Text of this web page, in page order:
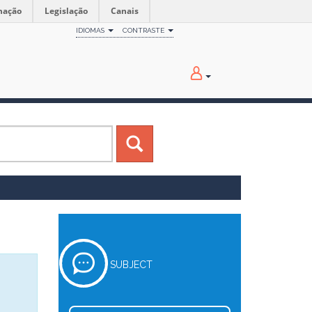
Legislação Canais
IDIOMAS CONTRASTE
SUBJECT